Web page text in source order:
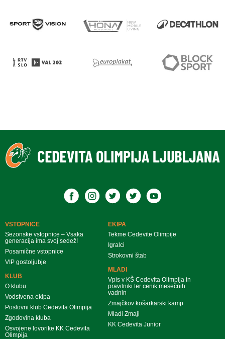
VSTOPNICE
Sezonske vstopnice – Vsaka
generacija ima svoj sedež!
Posamične vstopnice
VIP gostoljubje
KLUB
O klubu
Vodstvena ekipa
Poslovni klub Cedevita Olimpija
Zgodovina kluba
Osvojene lovorike KK Cedevita
Olimpija
EKIPA
Tekme Cedevite Olimpije
Igralci
Strokovni štab
MLADI
Vpis v KŠ Cedevita Olimpija in
pravilniki ter cenik mesečnih
vadnin
Zmajčkov košarkarski kamp
Mladi Zmaji
KK Cedevita Junior